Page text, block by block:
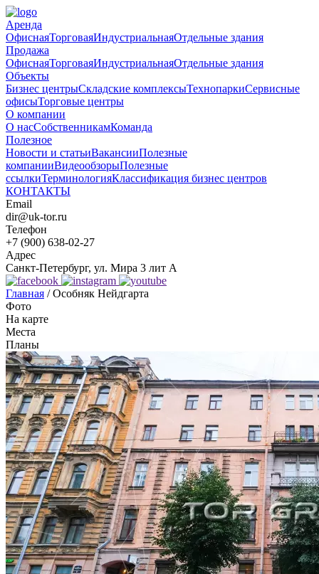
Аренда
ОфиснаяТорговаяИндустриальнаяОтдельные здания
Продажа
ОфиснаяТорговаяИндустриальнаяОтдельные здания
Объекты
Бизнес центрыСкладские комплексыТехнопаркиСервисные
офисыТорговые центры
О компании
О насСобственникамКоманда
Полезное
Новости и статьиВакансииПолезные
компанииВидеообзорыПолезные
ссылкиТерминологияКлассификация бизнес центров
КОНТАКТЫ
Email
dir@uk-tor.ru
Телефон
+7 (900) 638-02-27
Адрес
Санкт-Петербург, ул. Мира 3 лит А
Главная /Особняк Нейдгарта
Фото
На карте
Места
Планы